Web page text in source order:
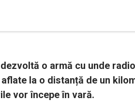
o armă cu unde
la o distanță de un
vor începe în vară.